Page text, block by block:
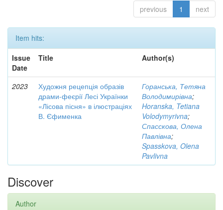
previous 1 next
Item hits:
Issue
Date
Title Author(s)
2023
Художня рецепція образів
драми-феєрії Лесі Українки
«Лісова пісня» в ілюстраціях
В. Єфименка
Горанська, Тетяна
Володимирівна;
Horanska, Tetiana
Volodymyrivna;
Спасскова, Олена
Павлівна;
Spasskova, Olena
Pavlivna
Discover
Author